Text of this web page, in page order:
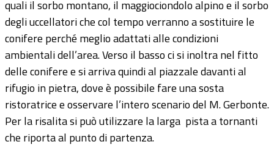
quali il sorbo montano, il maggiociondolo alpino e il sorbo
degli uccellatori che col tempo verranno a sostituire le
conifere perché meglio adattati alle condizioni
ambientali dell’area. Verso il basso ci si inoltra nel fitto
delle conifere e si arriva quindi al piazzale davanti al
rifugio in pietra, dove è possibile fare una sosta
ristoratrice e osservare l’intero scenario del M. Gerbonte.
Per la risalita si può utilizzare la larga pista a tornanti
che riporta al punto di partenza.